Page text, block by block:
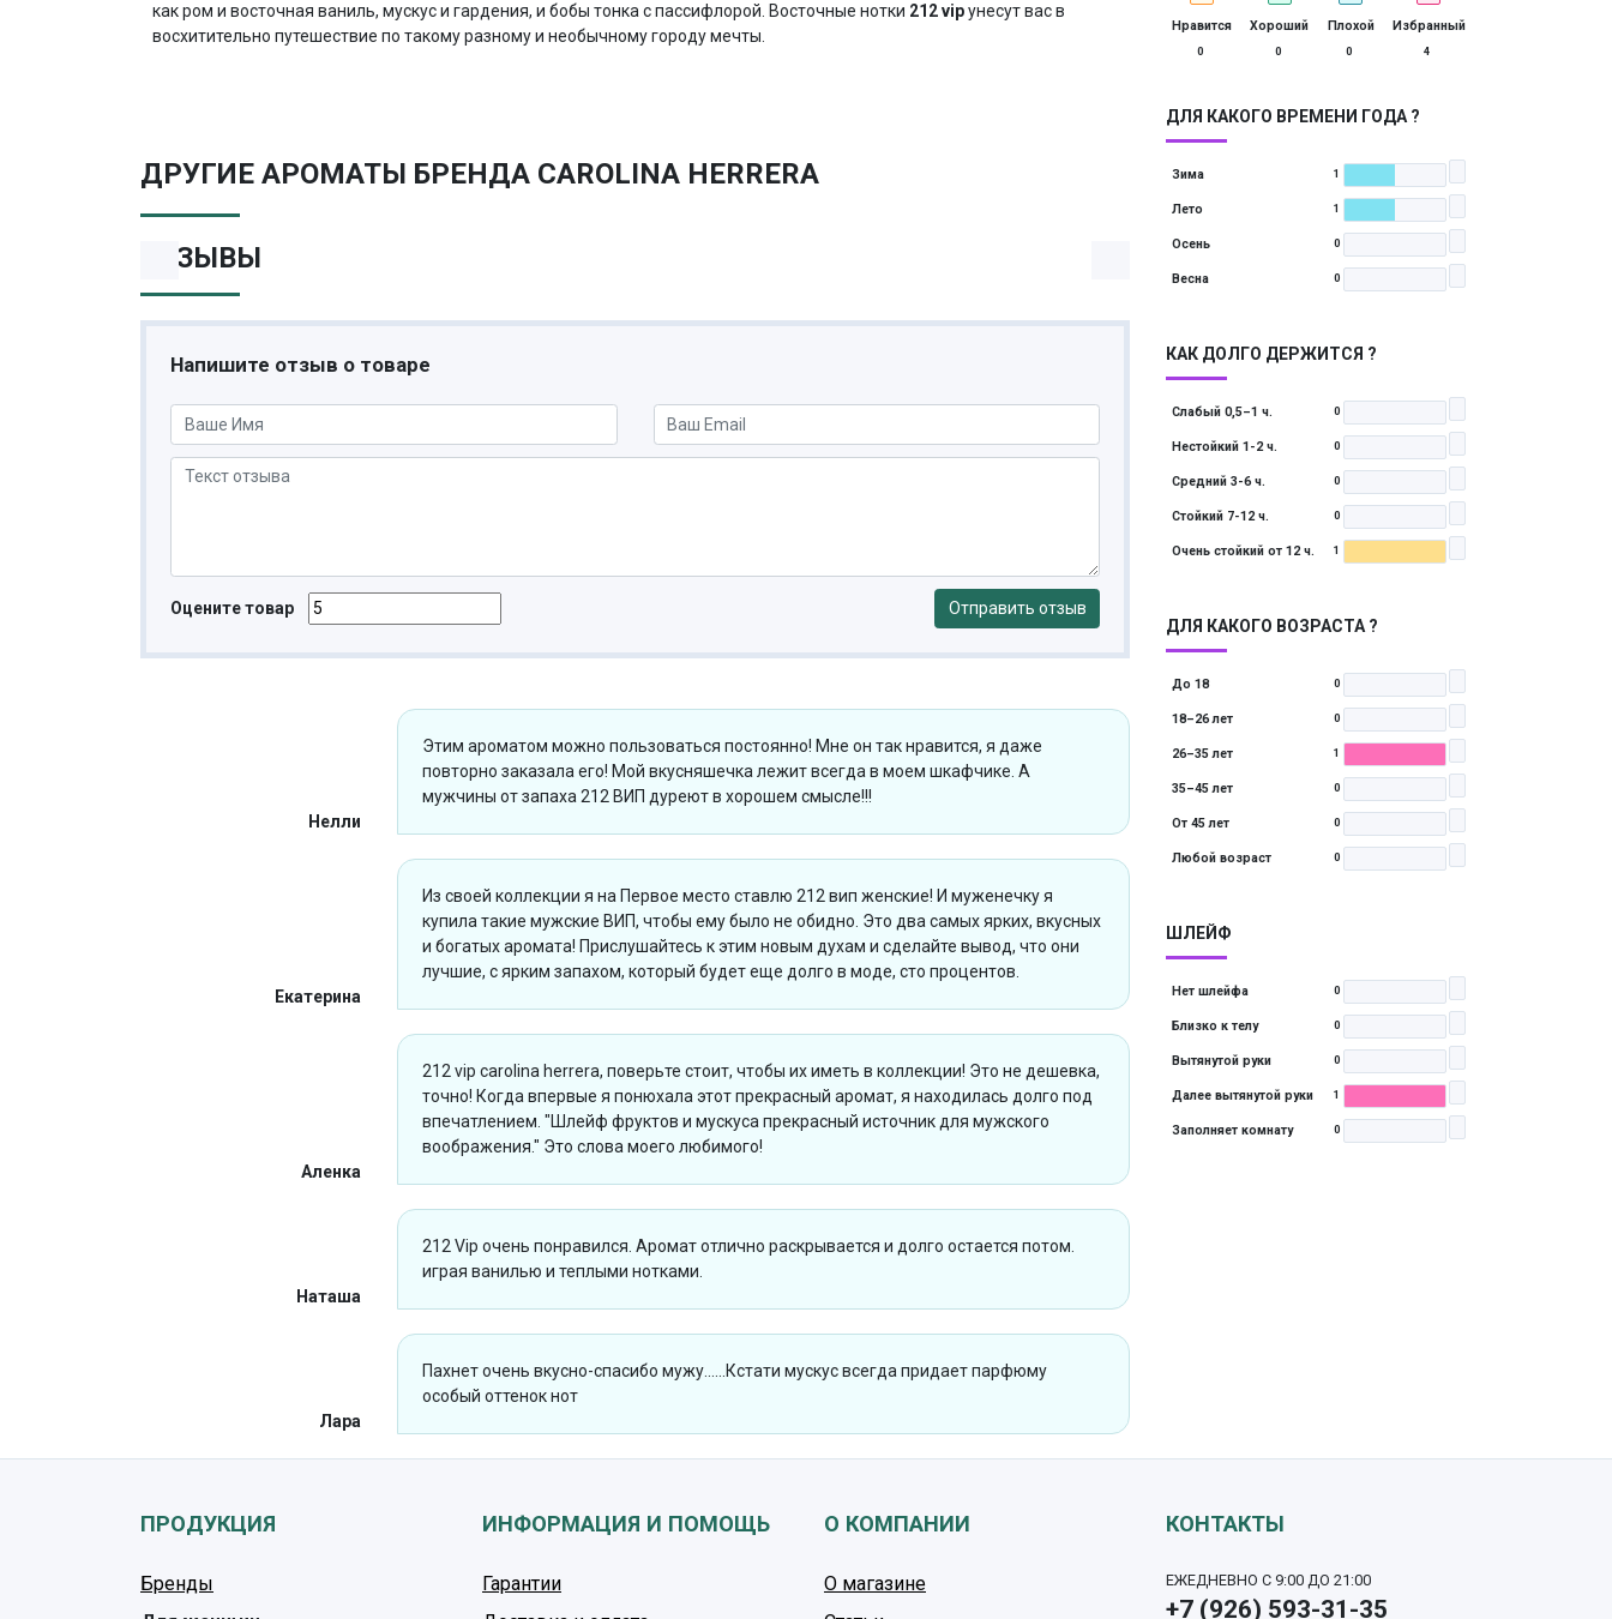
как ром и восточная ваниль, мускус и гардения, и бобы тонка с пассифлорой. Восточные нотки 212 vipунесут вас в
восхитительно путешествие по такому разному и необычному городу мечты.
Нравится
0
Хороший
0
Плохой
0
Избранный
4
ДЛЯ КАКОГО ВРЕМЕНИ ГОДА ?
Зима 1
Лето 1
Осень 0
Весна 0
КАК ДОЛГО ДЕРЖИТСЯ ?
Слабый 0,5–1 ч. 0
Нестойкий 1-2 ч. 0
Средний 3-6 ч. 0
Стойкий 7-12 ч. 0
Очень стойкий от 12 ч. 1
ДЛЯ КАКОГО ВОЗРАСТА ?
До 18 0
18–26 лет 0
26–35 лет 1
35–45 лет 0
От 45 лет 0
Любой возраст 0
ШЛЕЙФ
Нет шлейфа 0
Близко к телу 0
Вытянутой руки 0
Далее вытянутой руки 1
Заполняет комнату 0
ДРУГИЕ АРОМАТЫ БРЕНДА CAROLINA HERRERA
ОТЗЫВЫ
Напишите отзыв о товаре
Оцените товар Отправить отзыв
Нелли
Этим ароматом можно пользоваться постоянно! Мне он так нравится, я даже
повторно заказала его! Мой вкусняшечка лежит всегда в моем шкафчике. А
мужчины от запаха 212 ВИП дуреют в хорошем смысле!!!
Екатерина
Из своей коллекции я на Первое место ставлю 212 вип женские! И муженечку я
купила такие мужские ВИП, чтобы ему было не обидно. Это два самых ярких, вкусных
и богатых аромата! Прислушайтесь к этим новым духам и сделайте вывод, что они
лучшие, с ярким запахом, который будет еще долго в моде, сто процентов.
Аленка
212 vip carolina herrera, поверьте стоит, чтобы их иметь в коллекции! Это не дешевка,
точно! Когда впервые я понюхала этот прекрасный аромат, я находилась долго под
впечатлением. "Шлейф фруктов и мускуса прекрасный источник для мужского
воображения." Это слова моего любимого!
Наташа
212 Vip очень понравился. Аромат отлично раскрывается и долго остается потом.
играя ванилью и теплыми нотками.
Лара
Пахнет очень вкусно-спасибо мужу......Кстати мускус всегда придает парфюму
особый оттенок нот
ПРОДУКЦИЯ
Бренды
ИНФОРМАЦИЯ И ПОМОЩЬ
Гарантии
О КОМПАНИИ
О магазине
КОНТАКТЫ
ЕЖЕДНЕВНО С 9:00 ДО 21:00
+7 (926) 593-31-35